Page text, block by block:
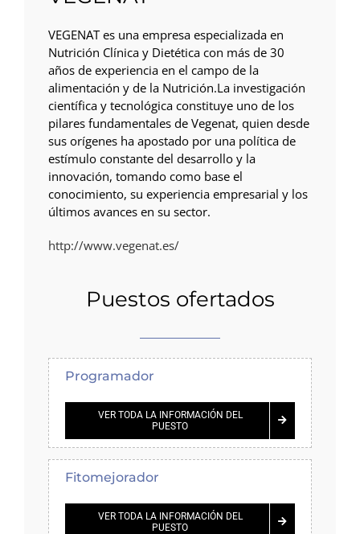
VEGENAT es una empresa especializada en
Nutrición Clínica y Dietética con más de 30
años de experiencia en el campo de la
alimentación y de la Nutrición.La investigación
científica y tecnológica constituye uno de los
pilares fundamentales de Vegenat, quien desde
sus orígenes ha apostado por una política de
estímulo constante del desarrollo y la
innovación, tomando como base el
conocimiento, su experiencia empresarial y los
últimos avances en su sector.
http://www.vegenat.es/
Puestos ofertados
Programador
VER TODA LA INFORMACIÓN DEL
PUESTO
Fitomejorador
VER TODA LA INFORMACIÓN DEL
PUESTO